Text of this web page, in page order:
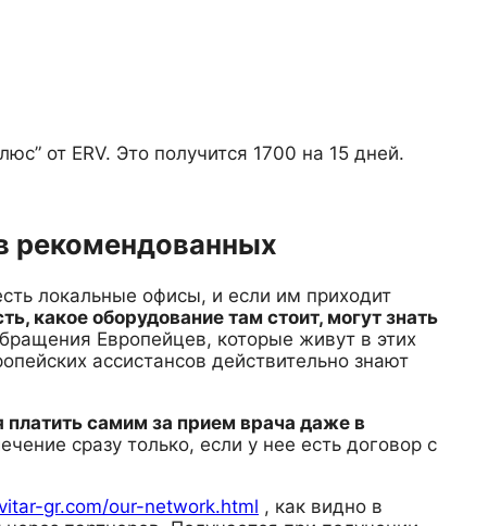
от ERV. Это получится 1700 на 15 дней.
рекомендованных
локальные офисы, и если им приходит
какое оборудование там стоит, могут знать
Европейцев, которые живут в этих
ассистансов действительно знают
платить самим за прием врача даже в
сразу только, если у нее есть договор с
gr.com/our-network.html , как видно в